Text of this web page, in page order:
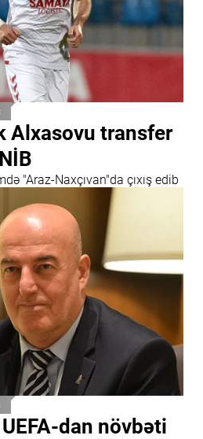
Alxasovu transfer
"Araz-Naxçıvan"da çıxış edib
dan növbəti